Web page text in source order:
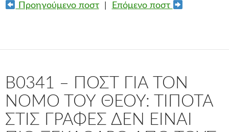
Προηγούμενο ποστ| Επόμενο ποστ
B0341 – ΠΟΣΤ ΓΙΑ ΤΟΝ
ΝΌΜΟ ΤΟΥ ΘΕΟΎ: ΤΊΠΟΤΑ
ΣΤΙΣ ΓΡΑΦΈΣ ΔΕΝ ΕΊΝΑΙ